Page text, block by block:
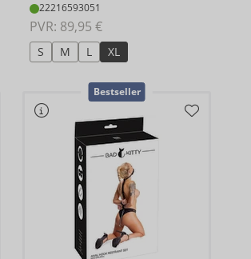
22216593051
PVR: 89,95 €
S M L XL
Bestseller